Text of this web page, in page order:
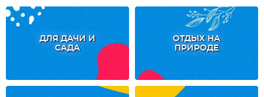
ДЛЯ ДАЧИ И
САДА
ОТДЫХ НА
ПРИРОДЕ